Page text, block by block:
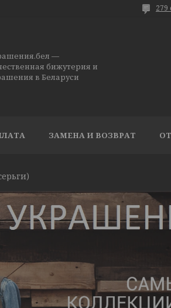
279
—
бижутерия и
в Беларуси
ЗАМЕНА И ВОЗВРАТ